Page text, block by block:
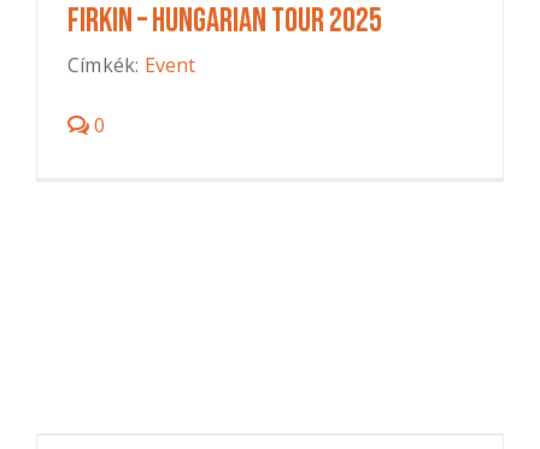
Firkin – Hungarian Tour 2025
Címkék: Event
0